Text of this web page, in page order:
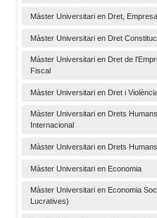
Màster Universitari en Dret,
Màster Universitari en Dret
Màster Universitari en Dret de
Fiscal
Màster Universitari en Dret i
Màster Universitari en Drets
Internacional
Màster Universitari en Drets
Màster Universitari en Economia
Màster Universitari en Economia
Lucratives)